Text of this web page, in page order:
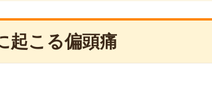
起こる偏頭痛